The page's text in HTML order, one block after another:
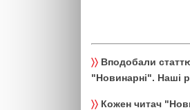
〉〉 Вподобали
"Новинарні". Наші
〉〉 Кожен читач